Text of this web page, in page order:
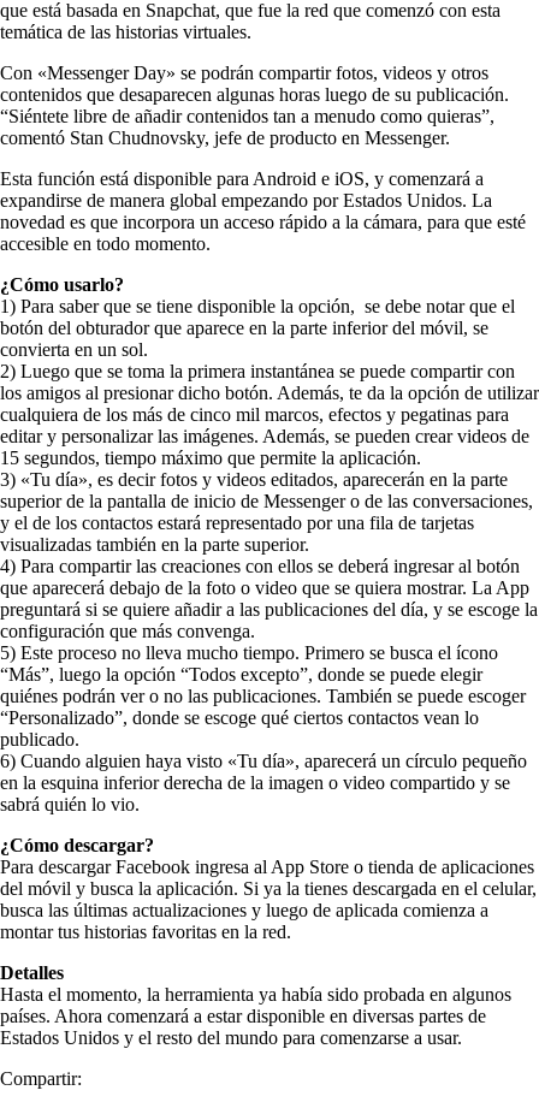
que está basada en Snapchat, que fue la red que comenzó con esta
temática de las historias virtuales.
Con «Messenger Day» se podrán compartir fotos, videos y otros
contenidos que desaparecen algunas horas luego de su publicación.
“Siéntete libre de añadir contenidos tan a menudo como quieras”,
comentó Stan Chudnovsky, jefe de producto en Messenger.
Esta función está disponible para Android e iOS, y comenzará a
expandirse de manera global empezando por Estados Unidos. La
novedad es que incorpora un acceso rápido a la cámara, para que esté
accesible en todo momento.
¿Cómo usarlo?
1) Para saber que se tiene disponible la opción, se debe notar que el
botón del obturador que aparece en la parte inferior del móvil, se
convierta en un sol.
2) Luego que se toma la primera instantánea se puede compartir con
los amigos al presionar dicho botón. Además, te da la opción de utilizar
cualquiera de los más de cinco mil marcos, efectos y pegatinas para
editar y personalizar las imágenes. Además, se pueden crear videos de
15 segundos, tiempo máximo que permite la aplicación.
3) «Tu día», es decir fotos y videos editados, aparecerán en la parte
superior de la pantalla de inicio de Messenger o de las conversaciones,
y el de los contactos estará representado por una fila de tarjetas
visualizadas también en la parte superior.
4) Para compartir las creaciones con ellos se deberá ingresar al botón
que aparecerá debajo de la foto o video que se quiera mostrar. La App
preguntará si se quiere añadir a las publicaciones del día, y se escoge la
configuración que más convenga.
5) Este proceso no lleva mucho tiempo. Primero se busca el ícono
“Más”, luego la opción “Todos excepto”, donde se puede elegir
quiénes podrán ver o no las publicaciones. También se puede escoger
“Personalizado”, donde se escoge qué ciertos contactos vean lo
publicado.
6) Cuando alguien haya visto «Tu día», aparecerá un círculo pequeño
en la esquina inferior derecha de la imagen o video compartido y se
sabrá quién lo vio.
¿Cómo descargar?
Para descargar Facebook ingresa al App Store o tienda de aplicaciones
del móvil y busca la aplicación. Si ya la tienes descargada en el celular,
busca las últimas actualizaciones y luego de aplicada comienza a
montar tus historias favoritas en la red.
Detalles
Hasta el momento, la herramienta ya había sido probada en algunos
países. Ahora comenzará a estar disponible en diversas partes de
Estados Unidos y el resto del mundo para comenzarse a usar.
Compartir: